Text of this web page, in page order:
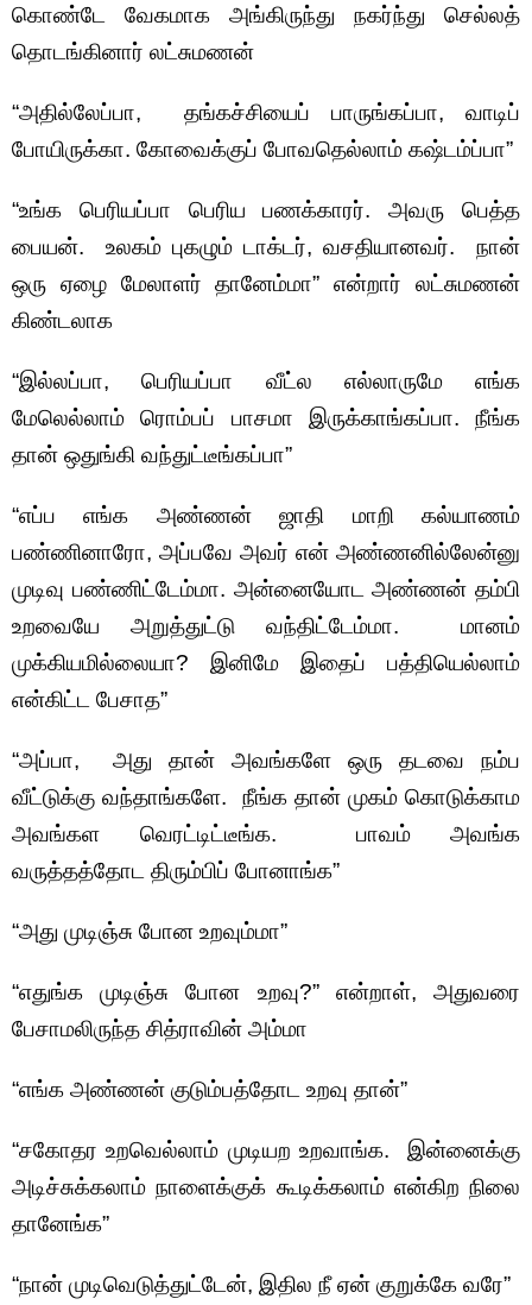
கொண்டே வேகமாக அங்கிருந்து நகர்ந்து செல்லத்
தொடங்கினார் லட்சுமணன்
“அதில்லேப்பா, தங்கச்சியைப் பாருங்கப்பா, வாடிப்
போயிருக்கா. கோவைக்குப் போவதெல்லாம் கஷ்டம்ப்பா”
“உங்க பெரியப்பா பெரிய பணக்காரர். அவரு பெத்த
பையன். உலகம் புகழும் டாக்டர், வசதியானவர். நான்
ஒரு ஏழை மேலாளர் தானேம்மா” என்றார் லட்சுமணன்
கிண்டலாக
“இல்லப்பா, பெரியப்பா வீட்ல எல்லாருமே எங்க
மேலெல்லாம் ரொம்பப் பாசமா இருக்காங்கப்பா. நீங்க
தான் ஒதுங்கி வந்துட்டீங்கப்பா”
“எப்ப எங்க அண்ணன் ஜாதி மாறி கல்யாணம்
பண்ணினாரோ, அப்பவே அவர் என் அண்ணனில்லேன்னு
முடிவு பண்ணிட்டேம்மா. அன்னையோட அண்ணன் தம்பி
உறவையே அறுத்துட்டு வந்திட்டேம்மா. மானம்
முக்கியமில்லையா? இனிமே இதைப் பத்தியெல்லாம்
என்கிட்ட பேசாத”
“அப்பா, அது தான் அவங்களே ஒரு தடவை நம்ப
வீட்டுக்கு வந்தாங்களே. நீங்க தான் முகம் கொடுக்காம
அவங்கள வெரட்டிட்டீங்க. பாவம் அவங்க
வருத்தத்தோட திரும்பிப் போனாங்க”
“அது முடிஞ்சு போன உறவும்மா”
“எதுங்க முடிஞ்சு போன உறவு?” என்றாள், அதுவரை
பேசாமலிருந்த சித்ராவின் அம்மா
“எங்க அண்ணன் குடும்பத்தோட உறவு தான்”
“சகோதர உறவெல்லாம் முடியற உறவாங்க. இன்னைக்கு
அடிச்சுக்கலாம் நாளைக்குக் கூடிக்கலாம் என்கிற நிலை
தானேங்க”
“நான் முடிவெடுத்துட்டேன், இதில நீ ஏன் குறுக்கே வரே”